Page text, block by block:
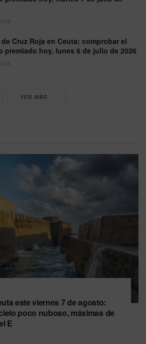
Cruz Roja en Ceuta: comprobar el
premiado hoy, lunes 6 de julio de 2026
VER MÁS
este viernes 7 de agosto:
poco nuboso, máximas de
E